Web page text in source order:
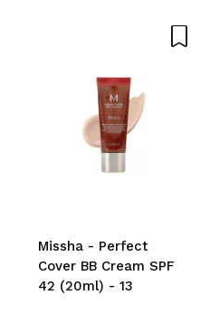
Missha - Perfect
Cover BB Cream SPF
42 (20ml) - 13